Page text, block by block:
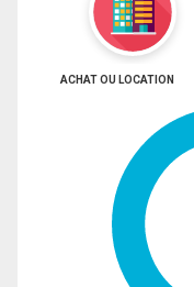
ACHAT OU LOCATION